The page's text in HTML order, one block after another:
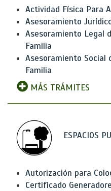
Actividad Física Para
Asesoramiento
Asesoramiento Legal
Familia
Asesoramiento Social
Familia
MÁS TRÁMITES
ESPACIOS
Autorización para
Certificado